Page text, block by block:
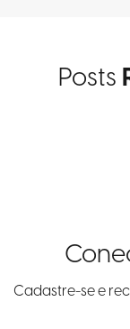
Posts
Cadastre-se e